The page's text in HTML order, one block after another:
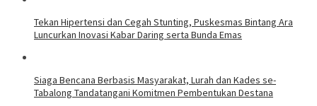
Tekan Hipertensi dan Cegah Stunting, Puskesmas Bintang Ara
Luncurkan Inovasi Kabar Daring serta Bunda Emas
Siaga Bencana Berbasis Masyarakat, Lurah dan Kades se-
Tabalong Tandatangani Komitmen Pembentukan Destana